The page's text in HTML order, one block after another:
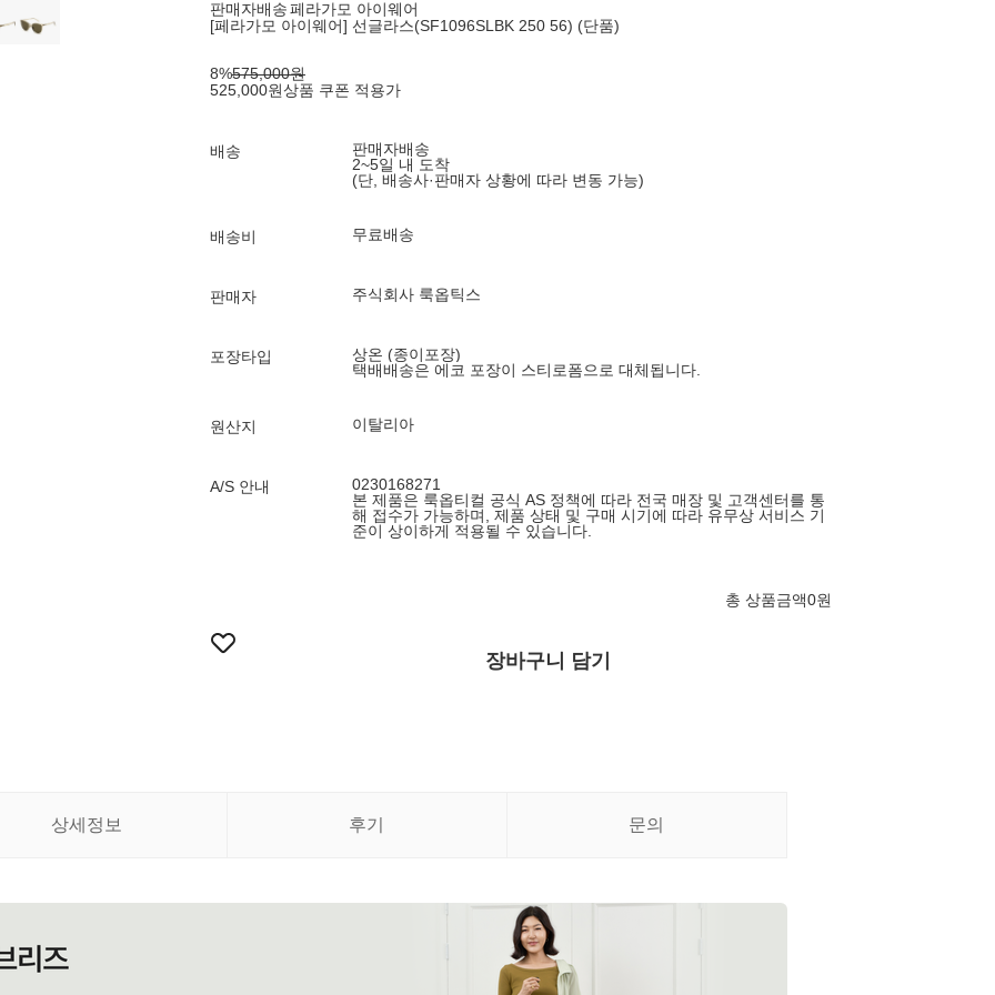
판매자배송페라가모 아이웨어
[페라가모 아이웨어] 선글라스(SF1096SLBK 250 56) (단품)
8%575,000원
525,000원상품 쿠폰 적용가
배송
판매자배송
2~5일 내 도착
(단, 배송사·판매자 상황에 따라 변동 가능)
배송비 무료배송
판매자 주식회사 룩옵틱스
포장타입
상온 (종이포장)
택배배송은 에코 포장이 스티로폼으로 대체됩니다.
원산지 이탈리아
A/S 안내
0230168271
본 제품은 룩옵티컬 공식 AS 정책에 따라 전국 매장 및 고객센터를 통
해 접수가 가능하며, 제품 상태 및 구매 시기에 따라 유무상 서비스 기
준이 상이하게 적용될 수 있습니다.
총 상품금액0원
장바구니 담기
상세정보 후기 문의